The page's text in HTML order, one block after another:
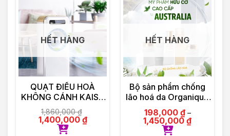
HẾT HÀNG
QUẠT ĐIỀU HOÀ
KHÔNG CÁNH KAISA
VILLA KV-QKC6622
1,860,000₫
1,400,000₫
HẾT HÀNG
Bộ sản phẩm chống
lão hoá da Organique
by Olinda Spring hữu
cơ cao cấp Úc
198,000 ₫–
1,450,000₫